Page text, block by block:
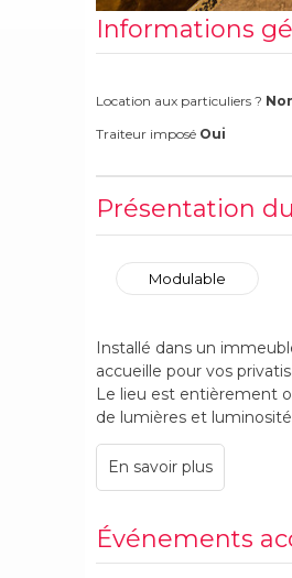
Informations
Location aux particuliers ?
Traiteur imposé Oui
Présentation
Modulable
Installé dans un
accueille pour vos
Le lieu est entièrement
de lumières et
Transportez vos invités
Événements